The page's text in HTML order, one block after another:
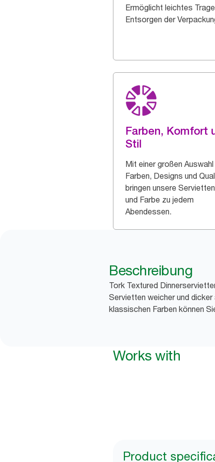
Ermöglicht leichtes
Entsorgen der
Farben, Komfort
Stil
Mit einer großen Auswahl
Farben, Designs und
bringen unsere
und Farbe zu jedem
Abendessen.
Beschreibung
Tork Textured
Servietten weicher und
klassischen Farben können
Works with
Product